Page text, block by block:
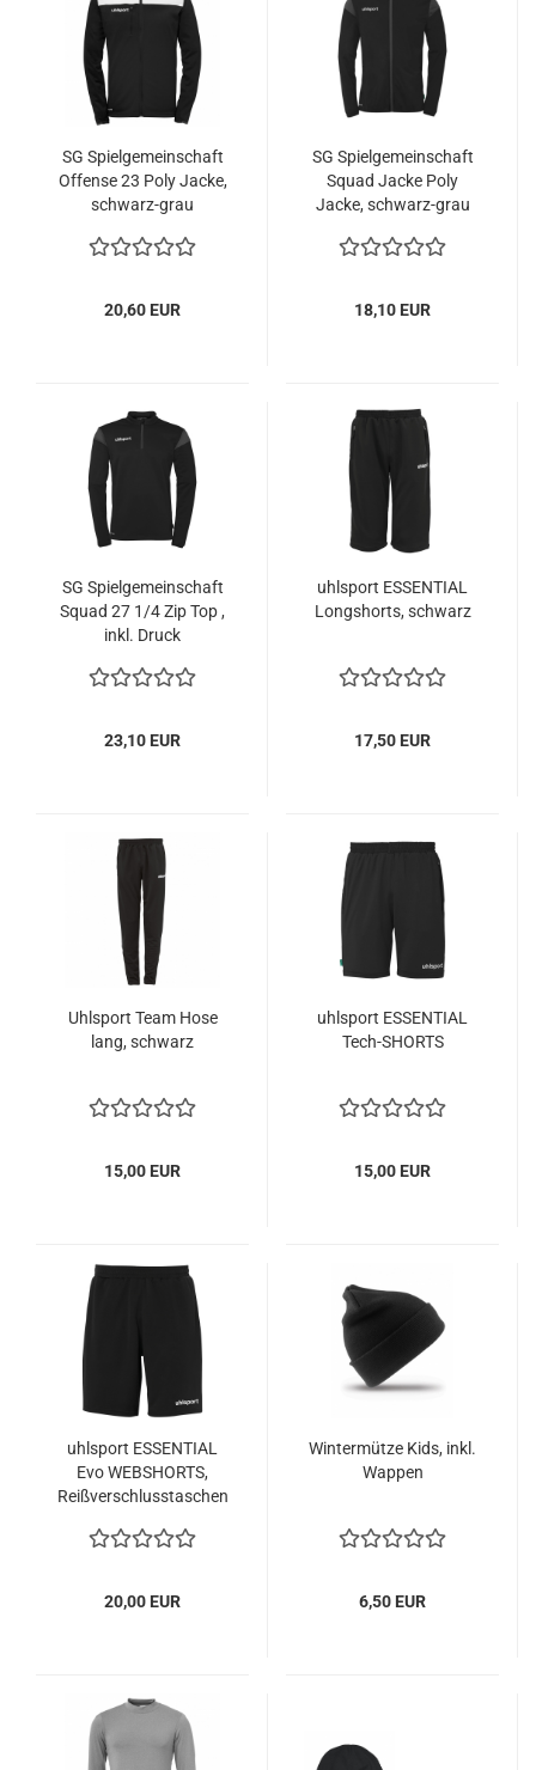
SG Spielgemeinschaft
Offense 23 Poly Jacke,
schwarz-grau
20,60 EUR
SG Spielgemeinschaft
Squad Jacke Poly
Jacke, schwarz-grau
18,10 EUR
SG Spielgemeinschaft
Squad 27 1/4 Zip Top ,
inkl. Druck
23,10 EUR
uhlsport ESSENTIAL
Longshorts, schwarz
17,50 EUR
Uhlsport Team Hose
lang, schwarz
15,00 EUR
uhlsport ESSENTIAL
Tech-SHORTS
15,00 EUR
uhlsport ESSENTIAL
Evo WEBSHORTS,
Reißverschlusstaschen
20,00 EUR
Wintermütze Kids, inkl.
Wappen
6,50 EUR